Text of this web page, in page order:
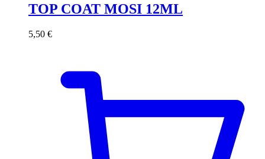
TOP COAT MOSI 12ML
5,50 €